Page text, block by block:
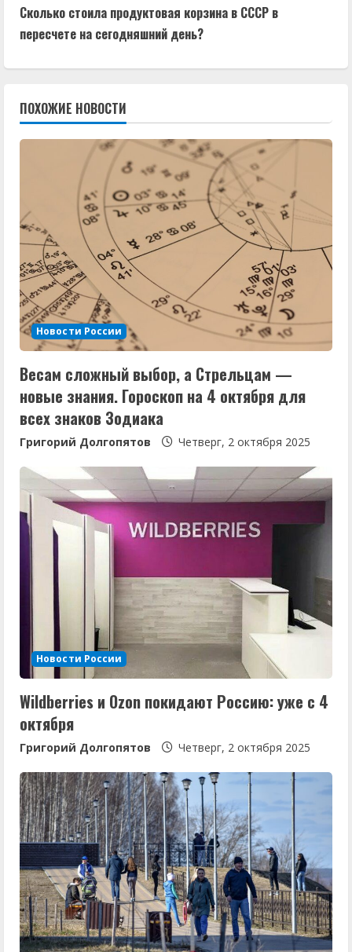
д
ж
и
ь
ч
т
е
н
и
е
Сколько стоила продуктовая корзина в СССР в
пересчете на сегодняшний день?
ПОХОЖИЕ НОВОСТИ
Новости России
Весам сложный выбор, а Стрельцам —
новые знания. Гороскоп на 4 октября для
всех знаков Зодиака
Григорий Долгопятов Четверг, 2 октября 2025
Новости России
Wildberries и Ozon покидают Россию: уже с 4
октября
Григорий Долгопятов Четверг, 2 октября 2025